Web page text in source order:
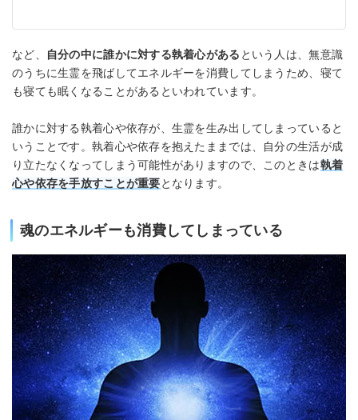
など、 自分の中に誰かに対する執着心がある という人は、無意識
のうちに生霊を飛ばしてエネルギーを消費してしまうため、寝て
も寝ても眠くなることがあるといわれています。
誰かに対する執着心や依存が、生霊を生み出してしまっていると
いうことです。執着心や依存を抱えたままでは、自分の生活が成
り立たなくなってしまう可能性がありますので、このときは執着
心や依存を手放すことが重要となります。
魂のエネルギーも消費してしまっている